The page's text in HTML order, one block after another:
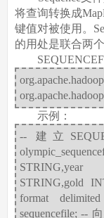
将查询转换成
键值对被使用。
的用处是联合两
示例：
-- 建立
STRING,gold
format
sequencefile; --